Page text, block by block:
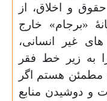
و اخلاق، از
«برجام» خارج
غیر انسانی،
به زیر خط فقر
مطمئن هستم اگر
و دوشیدن منابع